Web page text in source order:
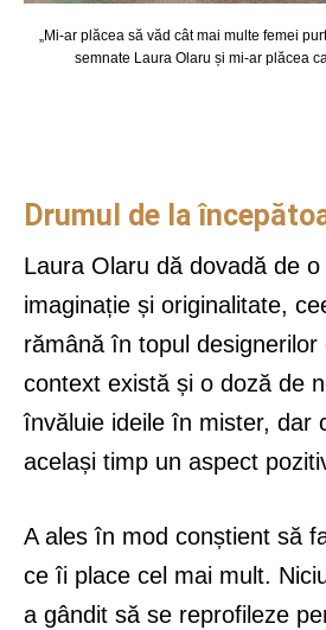
„Mi-ar plăcea să văd cât mai multe femei
semnate Laura Olaru și mi-ar plăcea
Drumul de la
Laura Olaru dă dovadă de
imaginație și originalitate,
rămână în topul
context există și o doză de
învăluie ideile în mister, dar
același timp un aspect
A ales în mod conștient să
ce îi place cel mai mult.
a gândit să se reprofileze